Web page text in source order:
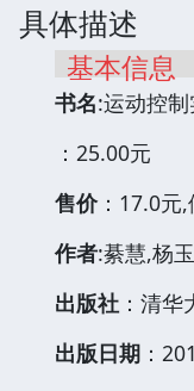
具体描述
基本信息
书名:运动控
：25.00元
售价：17.0元
作者:綦慧,杨
出版社 ：清
出版日期 ：